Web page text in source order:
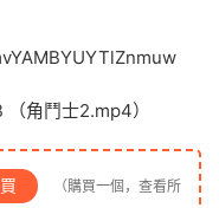
角鬥士2.mp4）
（購買一個，查看所